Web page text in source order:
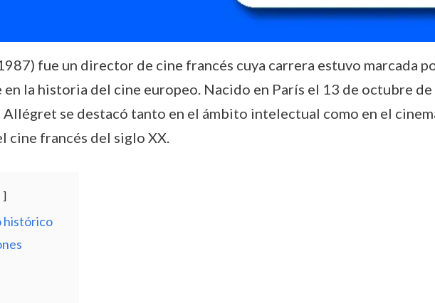
fue un director de cine francés cuya carrera estuvo marcada
la historia del cine europeo. Nacido en París el 13 de octubre
Allégret se destacó tanto en el ámbito intelectual como en el
cine francés del siglo XX.
histórico